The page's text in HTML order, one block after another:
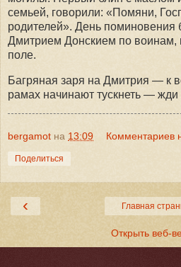
семьей, говорили: «Помяни,
родителей». День поминовения
Дмитрием Донскием по
поле.
Багряная заря на Дмитрия — к
рамах начинают тускнеть — жди
bergamot на 13:09 Комментариев
Поделиться
‹ Главная
Открыть веб-